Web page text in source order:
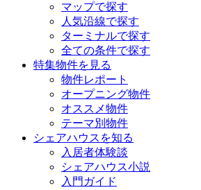
マップで探す
人気沿線で探す
ターミナルで探す
全ての条件で探す
特集物件を見る
物件レポート
オープニング物件
オススメ物件
テーマ別物件
シェアハウスを知る
入居者体験談
シェアハウス小説
入門ガイド